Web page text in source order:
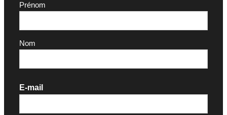
Prénom
Nom
E-mail